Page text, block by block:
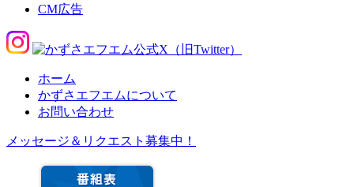
CM広告
ホーム
かずさエフエムについて
お問い合わせ
メッセージ＆リクエスト募集中！